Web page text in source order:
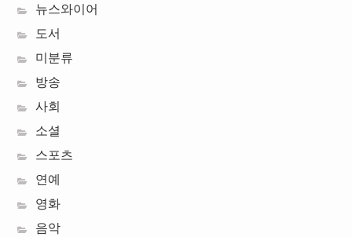
뉴스와이어
도서
미분류
방송
사회
소셜
스포츠
연예
영화
음악